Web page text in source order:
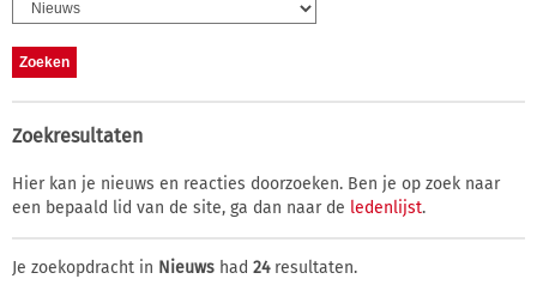
Zoekresultaten
Hier kan je nieuws en reacties doorzoeken. Ben je op zoek naar
een bepaald lid van de site, ga dan naar de ledenlijst.
Je zoekopdracht in Nieuws had 24resultaten.